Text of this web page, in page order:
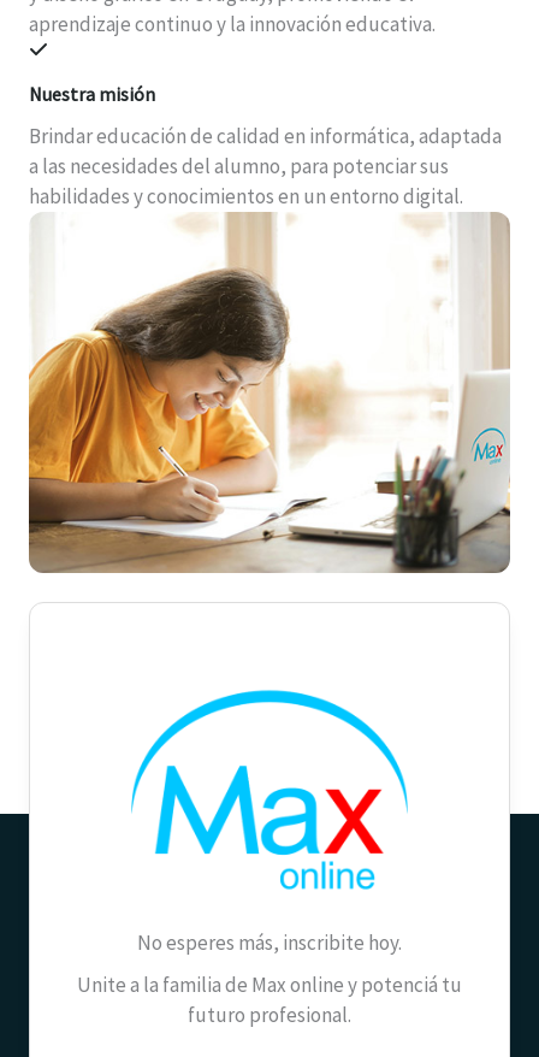
aprendizaje continuo y la innovación educativa.
Nuestra misión
Brindar educación de calidad en informática, adaptada
a las necesidades del alumno, para potenciar sus
habilidades y conocimientos en un entorno digital.
No esperes más, inscribite hoy.
Unite a la familia de Max online y potenciá tu
futuro profesional.